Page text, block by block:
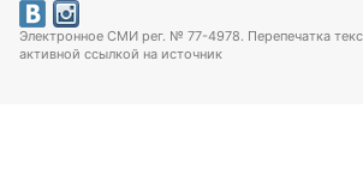
Электронное СМИ рег. № 77-4978. Перепечатка
активной ссылкой на источник